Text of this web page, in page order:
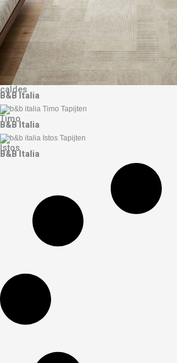
caldes
B&B Italia
Timo
B&B Italia
Istos
B&B Italia